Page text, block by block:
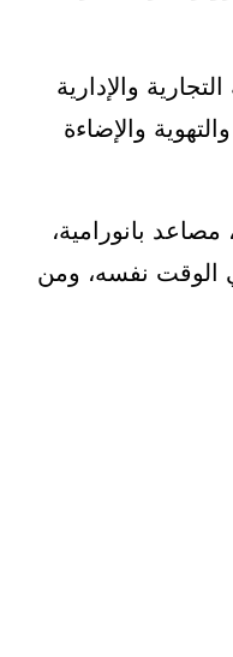
والإدارية
والإضاءة
بانورامية،
الوقت نفسه، ومن